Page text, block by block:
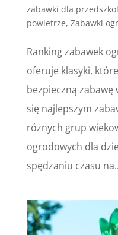
zabawki dla
powietrze, Zabawki
Ranking zabawek
oferuje klasyki,
bezpieczną
się najlepszym
różnych grup
ogrodowych dla
spędzaniu czasu